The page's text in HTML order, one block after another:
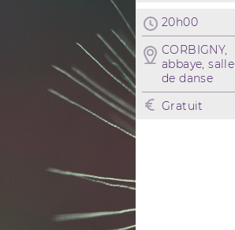
20h00
CORBIGNY,
abbaye, salle
de danse
Gratuit